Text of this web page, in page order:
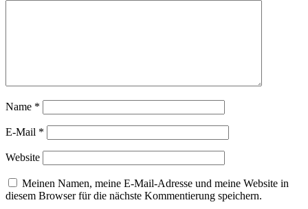
Name *
E-Mail *
Website
Meinen Namen, meine E-Mail-Adresse und meine Website in
diesem Browser für die nächste Kommentierung speichern.